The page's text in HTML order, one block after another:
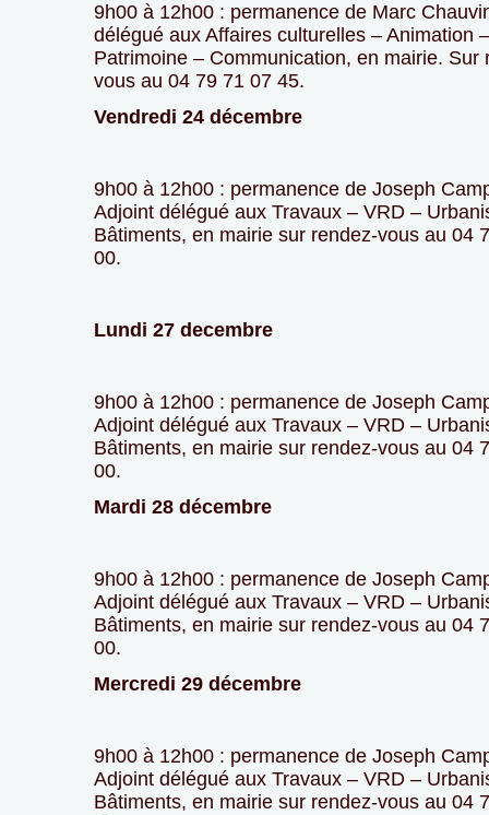
9h00 à 12h00 : permanence de Marc
délégué aux Affaires culturelles – Animation –
Patrimoine – Communication, en mairie. Sur
vous au 04 79 71 07 45.
Vendredi 24 décembre
9h00 à 12h00 : permanence de Joseph
Adjoint délégué aux Travaux – VRD –
Bâtiments, en mairie sur rendez-vous au 04
00.
Lundi 27 decembre
9h00 à 12h00 : permanence de Joseph
Adjoint délégué aux Travaux – VRD –
Bâtiments, en mairie sur rendez-vous au 04
00.
Mardi 28 décembre
9h00 à 12h00 : permanence de Joseph
Adjoint délégué aux Travaux – VRD –
Bâtiments, en mairie sur rendez-vous au 04
00.
Mercredi 29 décembre
9h00 à 12h00 : permanence de Joseph
Adjoint délégué aux Travaux – VRD –
Bâtiments, en mairie sur rendez-vous au 04